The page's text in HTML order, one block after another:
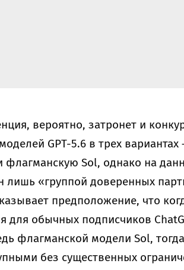
вероятно, затронет и
GPT-5.6 в трех вариантах
флагманскую Sol, однако на
лишь «группой доверенных
предположение, что
для обычных подписчиков
флагманской модели Sol,
без существенных